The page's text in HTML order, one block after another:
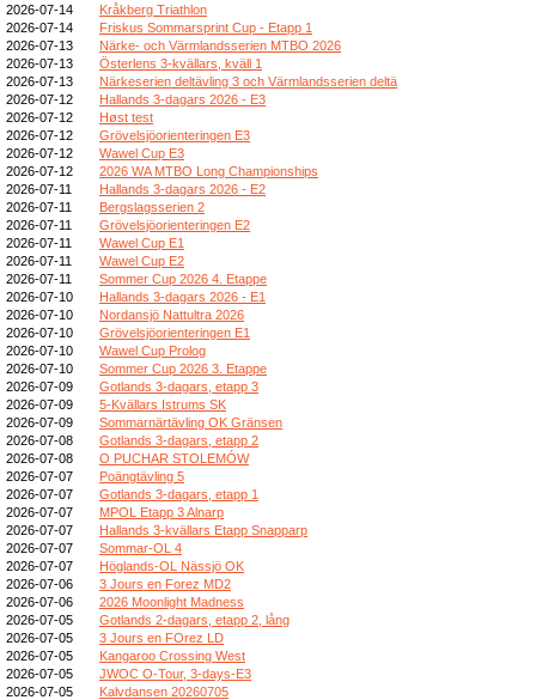
2026-07-14
Kråkberg Triathlon
2026-07-14
Friskus Sommarsprint Cup - Etapp 1
2026-07-13
Närke- och Värmlandsserien MTBO 2026
2026-07-13
Österlens 3-kvällars, kväll 1
2026-07-13
Närkeserien deltävling 3 och Värmlandsserien deltä
2026-07-12
Hallands 3-dagars 2026 - E3
2026-07-12
Høst test
2026-07-12
Grövelsjöorienteringen E3
2026-07-12
Wawel Cup E3
2026-07-12
2026 WA MTBO Long Championships
2026-07-11
Hallands 3-dagars 2026 - E2
2026-07-11
Bergslagsserien 2
2026-07-11
Grövelsjöorienteringen E2
2026-07-11
Wawel Cup E1
2026-07-11
Wawel Cup E2
2026-07-11
Sommer Cup 2026 4. Etappe
2026-07-10
Hallands 3-dagars 2026 - E1
2026-07-10
Nordansjö Nattultra 2026
2026-07-10
Grövelsjöorienteringen E1
2026-07-10
Wawel Cup Prolog
2026-07-10
Sommer Cup 2026 3. Etappe
2026-07-09
Gotlands 3-dagars, etapp 3
2026-07-09
5-Kvällars Istrums SK
2026-07-09
Sommarnärtävling OK Gränsen
2026-07-08
Gotlands 3-dagars, etapp 2
2026-07-08
O PUCHAR STOLEMÓW
2026-07-07
Poängtävling 5
2026-07-07
Gotlands 3-dagars, etapp 1
2026-07-07
MPOL Etapp 3 Alnarp
2026-07-07
Hallands 3-kvällars Etapp Snapparp
2026-07-07
Sommar-OL 4
2026-07-07
Höglands-OL Nässjö OK
2026-07-06
3 Jours en Forez MD2
2026-07-06
2026 Moonlight Madness
2026-07-05
Gotlands 2-dagars, etapp 2, lång
2026-07-05
3 Jours en FOrez LD
2026-07-05
Kangaroo Crossing West
2026-07-05
JWOC O-Tour, 3-days-E3
2026-07-05
Kalvdansen 20260705